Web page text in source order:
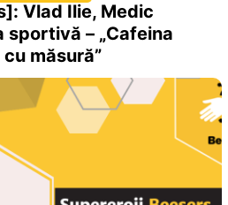
Vlad Ilie, Medic
– „Cafeina
măsură”